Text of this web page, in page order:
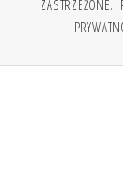
ZASTRZEŻONE.